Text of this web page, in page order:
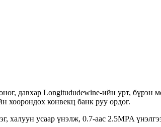
давхар Longitududewine-ийн урт, бүрэн
хоорондох конвекц банк руу ордог.
халуун усаар үнэлж, 0.7-аас 2.5MPA